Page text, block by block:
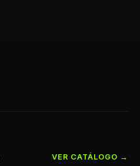
VER CATÁLOGO →